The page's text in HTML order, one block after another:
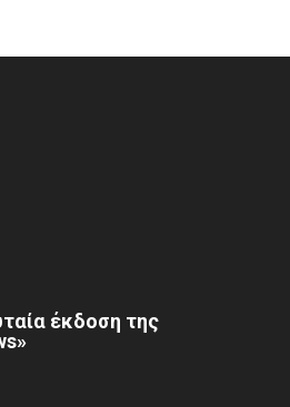
έκδοση της